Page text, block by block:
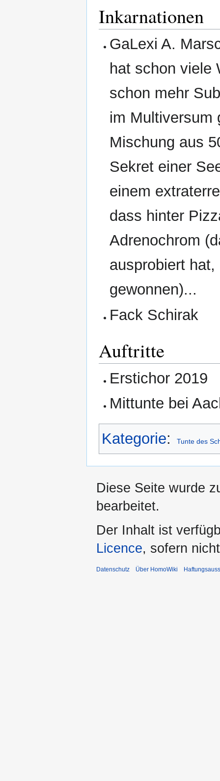
Inkarnationen
GaLexi A.
hat schon viele
schon mehr
im Multiversum
Mischung aus
Sekret einer
einem
dass hinter
Adrenochrom
ausprobiert
gewonnen)...
Fack Schirak
Auftritte
Erstichor 2019
Mittunte bei
Kategorie: Tunte des
Diese Seite wurde
bearbeitet.
Der Inhalt ist
Licence, sofern
Datenschutz Über HomoWiki